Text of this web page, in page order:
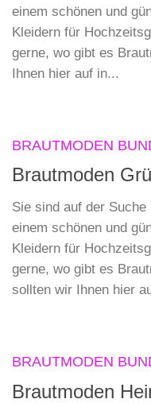
einem schönen und
Kleidern für
gerne, wo gibt es
Ihnen hier auf in...
BRAUTMODEN
Brautmoden
Sie sind auf der
einem schönen und
Kleidern für
gerne, wo gibt es
sollten wir Ihnen hier
BRAUTMODEN
Brautmoden